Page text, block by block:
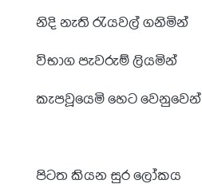
නිදි නැති රැයවල් ගනිමින්
විභාග පැවරුම් ලියමින්
කැපවූයෙමි හෙට වෙනුවෙන්
පිටත කියන සුර ලෝකය